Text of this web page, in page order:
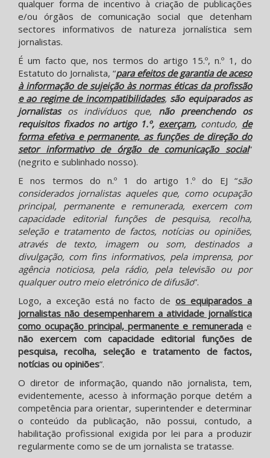
qualquer forma de incentivo à criação de publicações
e/ou órgãos de comunicação social que detenham
sectores informativos de natureza jornalística sem
jornalistas.
É um facto que, nos termos do artigo 15.º, n.º 1, do
Estatuto do Jornalista, “para efeitos de garantia de aceso
à informação de sujeição às normas éticas da profissão
e ao regime de incompatibilidades, são equiparados as
jornalistasos indivíduos que, não preenchendo os
requisitos fixados no artigo 1.º, exerçam, contudo, de
forma efetiva e permanente, as funções de direção do
setor informativo de órgão de comunicação social”
(negrito e sublinhado nosso).
E nos termos do n.º 1 do artigo 1.º do EJ “são
considerados jornalistas aqueles que, como ocupação
principal, permanente e remunerada, exercem com
capacidade editorial funções de pesquisa, recolha,
seleção e tratamento de factos, notícias ou opiniões,
através de texto, imagem ou som, destinados a
divulgação, com fins informativos, pela imprensa, por
agência noticiosa, pela rádio, pela televisão ou por
qualquer outro meio eletrónico de difusão”.
Logo, a exceção está no facto de os equiparados a
jornalistas não desempenharem a atividade jornalística
como ocupação principal, permanente e remunerada e
não exercem com capacidade editorial funções de
pesquisa, recolha, seleção e tratamento de factos,
notícias ou opiniões”.
O diretor de informação, quando não jornalista, tem,
evidentemente, acesso à informação porque detém a
competência para orientar, superintender e determinar
o conteúdo da publicação, não possui, contudo, a
habilitação profissional exigida por lei para a produzir
regularmente como se de um jornalista se tratasse.